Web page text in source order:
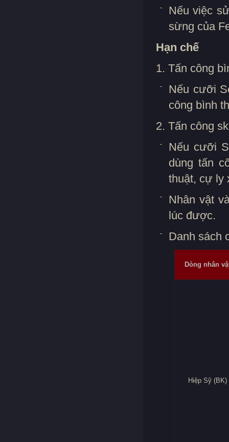
Nếu việc
sừng của
Hạn chế
1. Tấn công
Nếu cưỡi
công bình
2. Tấn công
Nếu cưỡi
dùng tấn
thuật, cự ly
Nhân vật
lúc được.
Danh sách
Dòng nhân
Hiệp Sỹ (BK)